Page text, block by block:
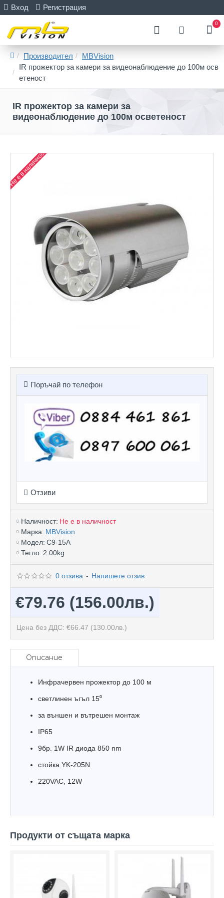
Вход Регистрация
0
Производител
MBVision
IR прожектор за камери за видеонаблюдение до 100м осв
етеност
IR прожектор за камери за
видеонаблюдение до 100м осветеност
Не е в наличност
Поръчай по телефон
Отзиви
Наличност: Не е в наличност
Марка: MBVision
Модел: C9-15A
Тегло: 2.00kg
0 отзива - Напишете отзив
€79.76 (156.00лв.)
Цена без ДДС: €66.47 (130.00лв.)
Описание
Инфрачервен прожектор до 100 м
светлинен ъгъл 15⁰
за външен и вътрешен монтаж
IP65
9бр. 1W IR диодa 850 nm
стойка YK-205N
220VAC, 12W
Продукти от същата марка